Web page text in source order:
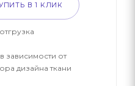
В 1 КЛИК
зависимости от
дизайна ткани